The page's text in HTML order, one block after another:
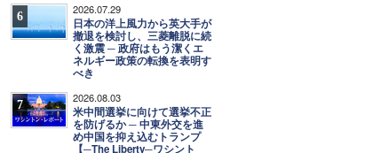
6 2026.07.29
日本の洋上風力から英大手が
撤退を検討し、三菱離脱に続
く激震 ─ 政府はもう潔くエ
ネルギー政策の転換を表明す
べき
7 2026.08.03
米中間選挙に向けて選挙不正
を防げるか ─ 中東外交を進
め中国を抑え込むトランプ
【─The Liberty─ワシント